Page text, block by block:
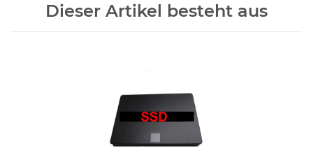
Dieser Artikel besteht aus